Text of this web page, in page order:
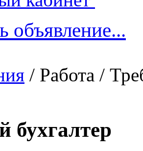
объявление...
/ Работа /
бухгалтер